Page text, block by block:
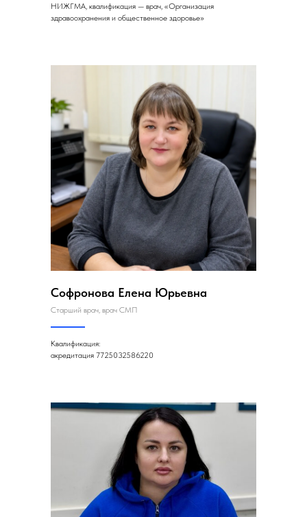
НИЖГМА, квалификация — врач, «Организация
здравоохранения и общественное здоровье»
Софронова Елена Юрьевна
Старший врач, врач СМП
Квалификация:
акредитация 7725032586220